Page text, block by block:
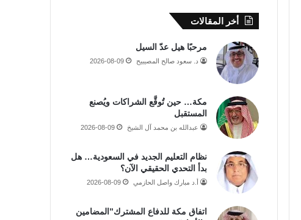
أخر المقالات
مرحبًا هيل عدّ السيل
د. سعود صالح المصيبيح 2026-08-09
مكة… حين تُوقَّع الشراكات ويُصنع
المستقبل
عبدالله بن محمد آل الشيخ 2026-08-09
نظام التعليم الجديد في السعودية… هل
بدأ التحدي الحقيقي الآن؟
أ.د مبارك واصل الحازمي 2026-08-09
اتفاق مكة للدفاع المشترك”المضامين